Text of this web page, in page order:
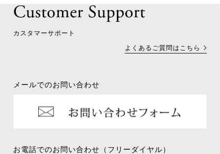
カスタマーサポート
よくあるご質問はこちら
メールでのお問い合わせ
お電話でのお問い合わせ（フリーダイヤル）